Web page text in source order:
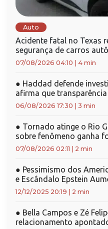
Auto
Acidente fatal no Texas
segurança de carros
07/08/2026 04:10 4 min
● Haddad defende
afirma que
06/08/2026 17:30 3 min
● Tornado atinge o Rio
sobre fenômeno ganha
07/08/2026 02:11 2 min
● Pessimismo dos
e Escândalo Epstein
12/12/2025 20:19 2 min
● Bella Campos e Zé
relacionamento